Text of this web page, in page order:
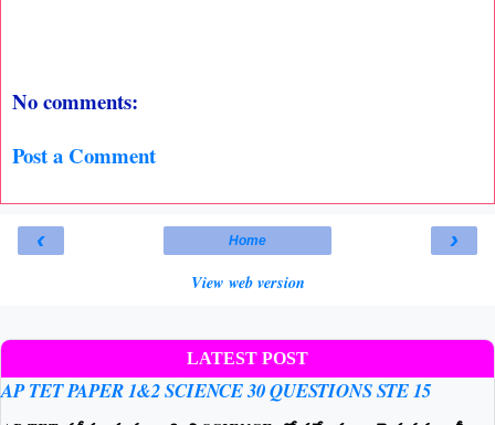
No comments:
Post a Comment
‹ ›
Home
View web version
LATEST POST
AP TET PAPER 1&2 SCIENCE 30 QUESTIONS STE 15